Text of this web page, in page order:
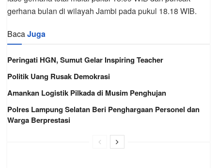
gerhana bulan di wilayah Jambi pada pukul 18.18 WIB.
BacaJuga
Peringati HGN, Sumut Gelar Inspiring Teacher
Politik Uang Rusak Demokrasi
Amankan Logistik Pilkada di Musim Penghujan
Polres Lampung Selatan Beri Penghargaan Personel dan
Warga Berprestasi